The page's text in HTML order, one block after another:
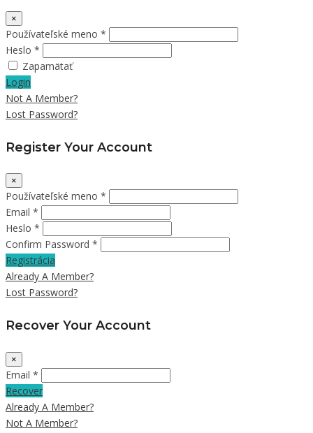
×
Používateľské meno *
Heslo *
Zapamätať
Login
Not A Member?
Lost Password?
Register Your Account
×
Používateľské meno *
Email *
Heslo *
Confirm Password *
Registrácia
Already A Member?
Lost Password?
Recover Your Account
×
Email *
Recover
Already A Member?
Not A Member?